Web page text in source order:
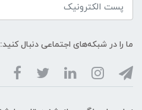
ما را در شبکه‌های اجتماعی دنبال کنید: